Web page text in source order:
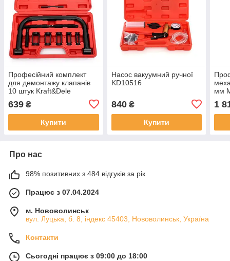
Професійний комплект
для демонтажу клапанів
10 штук Kraft&Dele
639 ₴
Купити
Насос вакуумний ручної
KD10516
840₴
Купити
мм
1
Про нас
98% позитивних з 484 відгуків за рік
Працює з 07.04.2024
м. Нововолинськ
вул. Луцька, б. 8, індекс 45403, Нововолинськ, Україна
Контакти
Сьогодні працює з 09:00 до 18:00